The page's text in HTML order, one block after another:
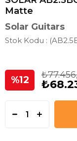
Matte
Solar Guitars
Stok Kodu
12